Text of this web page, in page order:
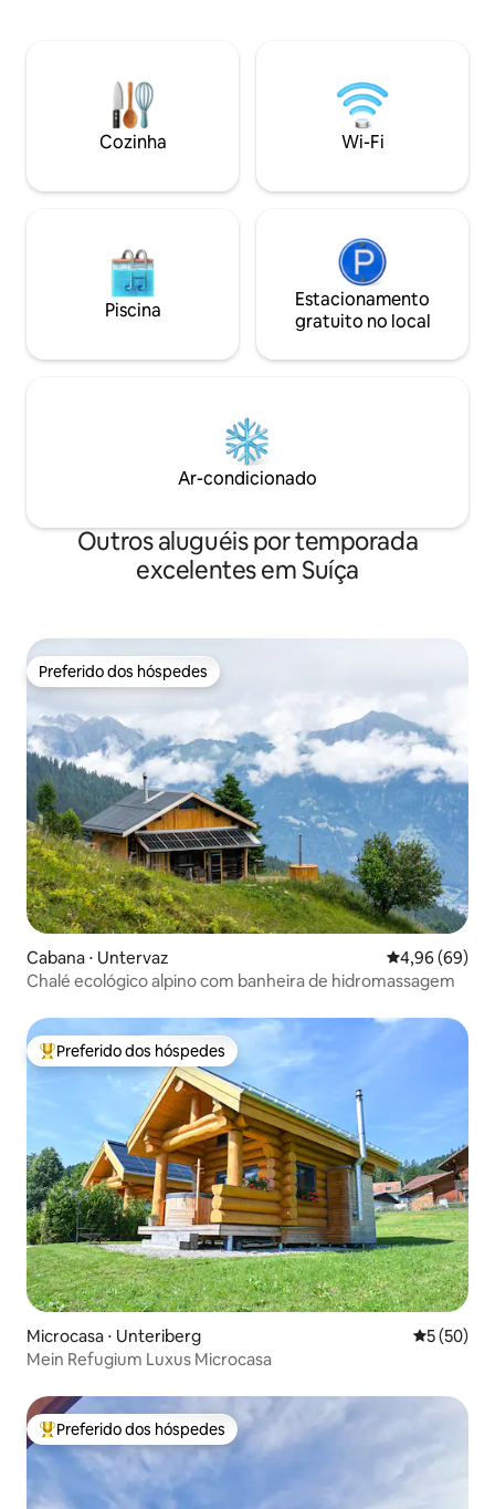
Ideal para famílias com um parque
infantil ao ar livre, trilhas para caminhada
e um espaço compartilhado para
churrasco. Estacionamento coberto
Nas
Krattigen Dorf/
da vila, campo de
Spiez, Aeschi,
Cozinha Wi-Fi
Piscina
Estacionamento
gratuito no local
Ar-condicionado
Outros aluguéis por temporada
excelentes em Suíça
Preferido dos hóspedes
Preferido dos hóspedes
Cabana ⋅ Untervaz 4,96 de uma
4,96 (69)
Chalé ecológico alpino com banheira de hidromassagem
Entre os melhores preferidos dos hóspedes
Preferido dos hóspedes
Microcasa ⋅ Unteriberg 5 de uma
5 (50)
Mein Refugium Luxus Microcasa
Entre os melhores preferidos dos hóspedes
Preferido dos hóspedes